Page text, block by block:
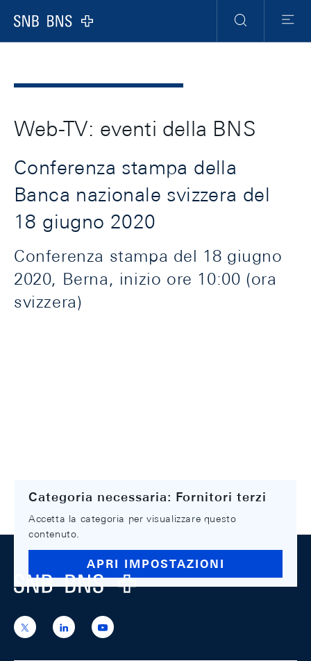
Logo
Navigation
Ricerca Menu
Web-TV: eventi della BNS
Conferenza stampa della
Banca nazionale svizzera del
18 giugno 2020
Conferenza stampa del 18 giugno
2020, Berna, inizio ore 10:00 (ora
svizzera)
Categoria necessaria: Fornitori terzi
Accetta la categoria per visualizzare questo
contenuto.
APRI IMPOSTAZIONI
Footer
Logo
https://x.com/snb_bns
https://ch.linkedin.com/company/swiss-
national-
https://www.youtube.com/